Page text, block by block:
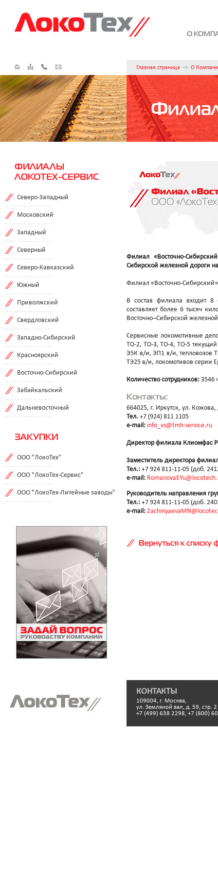
О
Главная страница -> О
ФИЛИАЛЫ
ЛОКОТЕХ-СЕРВИС
Северо-Западный
Московский
Западный
Северный
Северо-Кавказский
Южный
Приволжский
Свердловский
Западно-Сибирский
Красноярский
Восточно-Сибирский
Забайкальский
Дальневосточный
ЗАКУПКИ
ООО "ЛокоТех"
ООО "ЛокоТех-Сервис"
ООО "ЛокоТех-Литейные заводы"
Филиал «Восточно-
Сибирской железной дороги
Филиал «Восточно-
В состав филиала входит 8
составляет более 6 тысяч
Восточно–Сибирской
Сервисные локомотивные
ТО-2, ТО-3, ТО-4, ТО-5
Э5К в/и, ЭП1 в/и,
ТЭ25 в/и, локомотивов серии
Количество сотрудников: 3546
Контакты:
664025, г. Иркутск, ул.
Тел. +7 (924) 811 1105
e-mail: info_vs@tmh-service.ru
Директор филиала Клиомфас
Заместитель директора
Тел.: +7 924 811-11-05 (доб.
e-mail:
Руководитель направления
Тел.: +7 924 811-11-05 (доб.
e-mail:
Вернуться к списку
КОНТАКТЫ
109004, г. Москва,
ул. Земляной вал, д. 59, стр. 2
+7 (499) 638 2298, +7 (800)